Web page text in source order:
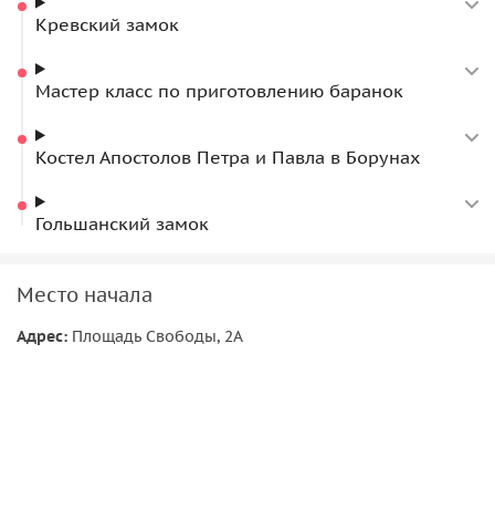
Кревский замок
Мастер класс по приготовлению баранок
Костел Апостолов Петра и Павла в Борунах
Гольшанский замок
Место начала
Адрес: Площадь Свободы, 2А